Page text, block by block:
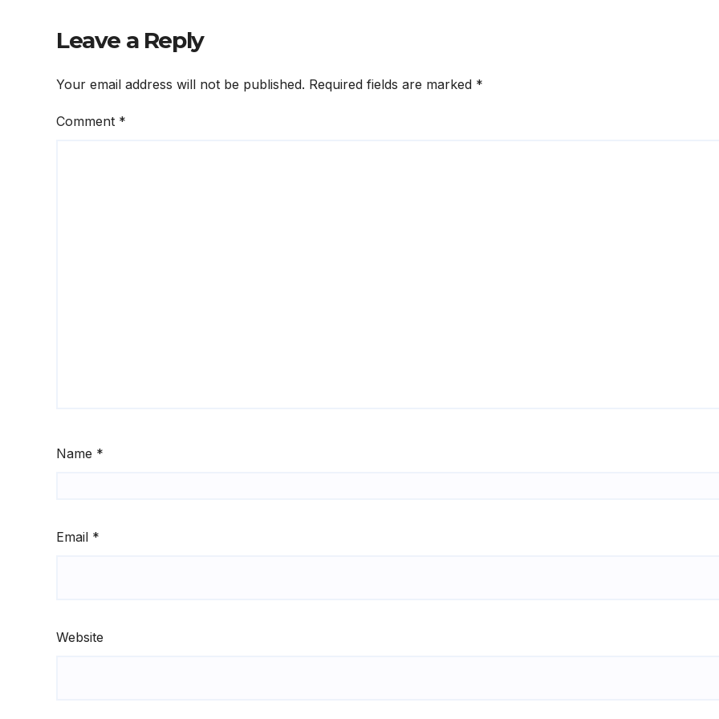
Leave a Reply
Your email address will not be published. Required fields are marked *
Comment *
Name *
Email *
Website